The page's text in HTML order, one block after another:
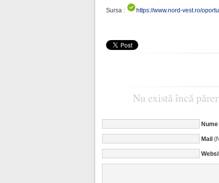
Sursa : https://www.nord-vest.ro/
Nu există încă
Mail